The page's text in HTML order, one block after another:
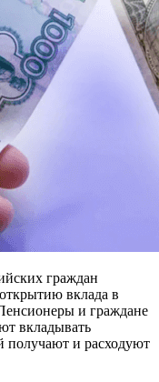
граждан
вклада в
и граждане
вкладывать
получают и расходуют